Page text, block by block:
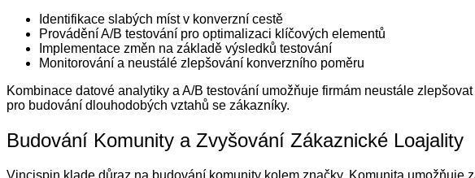
Identifikace slabých míst v konverzní cestě
Provádění A/B testování pro optimalizaci klíčových elementů
Implementace změn na základě výsledků testování
Monitorování a neustálé zlepšování konverzního poměru
Kombinace datové analytiky a A/B testování umožňuje firmám neustále
pro budování dlouhodobých vztahů se zákazníky.
Budování Komunity a Zvyšování Zákaznické Loajality